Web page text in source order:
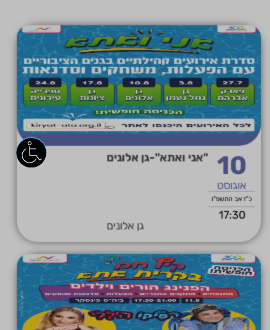
10
אוגוסט
כ"ז אב התשפ"ו
17:30
"אני ואתא"-גן אלונים
גן אלונים